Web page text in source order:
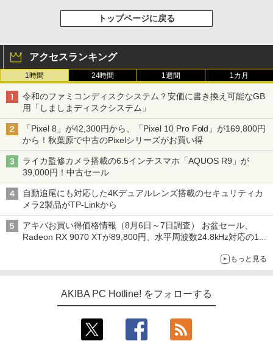
トップページに戻る
アクセスランキング
1時間 24時間 1週間 1カ月
令和のファミコンディスクシステム？安価に書き換え可能なGB
用「しましまディスクシステム」
「Pixel 8」が42,300円から、「Pixel 10 Pro Fold」が169,800円
から！秋葉原で中古のPixelシリーズがお買い得
ライカ監修カメラ搭載の6.5インチスマホ「AQUOS R9」が
39,000円！中古セール
自動追尾にも対応した4Kデュアルレンズ搭載のセキュリティカ
メラ2製品がTP-Linkから
アキバお買い得価格情報（8月6日～7日調査） お盆セール、
Radeon RX 9070 XTが89,800円、水平周波数24.8kHz対応の17
もっと見る
AKIBA PC Hotline! をフォローする